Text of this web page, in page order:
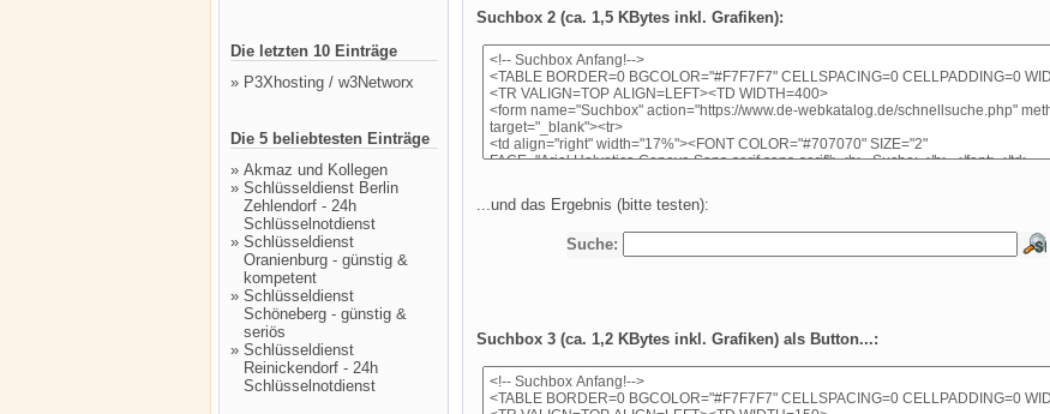
Die letzten 10 Einträge
» P3Xhosting / w3Networx
Die 5 beliebtesten Einträge
» Akmaz und Kollegen
» Schlüsseldienst Berlin
Zehlendorf - 24h
Schlüsselnotdienst
» Schlüsseldienst
Oranienburg - günstig &
kompetent
» Schlüsseldienst
Schöneberg - günstig &
seriös
» Schlüsseldienst
Reinickendorf - 24h
Schlüsselnotdienst
Suchbox 2 (ca. 1,5 KBytes inkl. Grafiken):
...und das Ergebnis (bitte testen):
Suchbox 3 (ca. 1,2 KBytes inkl. Grafiken) als Button...: